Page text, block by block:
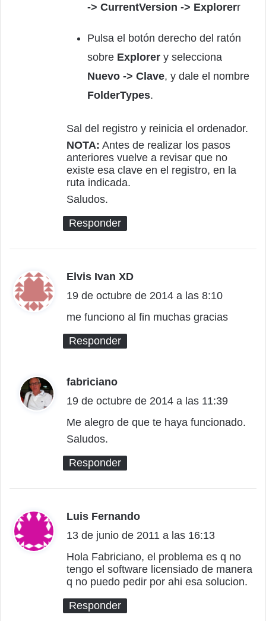
-> CurrentVersion -> Explorerr
Pulsa el botón derecho del ratón
sobre Explorer y selecciona
Nuevo -> Clave, y dale el nombre
FolderTypes.
Sal del registro y reinicia el ordenador.
NOTA: Antes de realizar los pasos
anteriores vuelve a revisar que no
existe esa clave en el registro, en la
ruta indicada.
Saludos.
Responder
Elvis Ivan XD
i
c
19 de octubre de 2014 a las 8:10
me funciono al fin muchas gracias
Responder
fabriciano
i
c
:
19 de octubre de 2014 a las 11:39
Me alegro de que te haya funcionado.
Saludos.
Responder
Luis Fernando
i
c
e
13 de junio de 2011 a las 16:13
Hola Fabriciano, el problema es q no
tengo el software licensiado de manera
q no puedo pedir por ahi esa solucion.
Responder